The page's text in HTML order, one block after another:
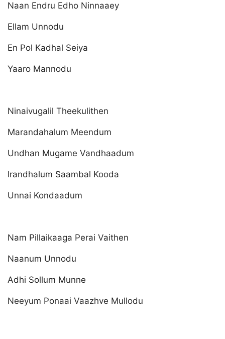
Naan Endru Edho Ninnaaey
Ellam Unnodu
En Pol Kadhal Seiya
Yaaro Mannodu
Ninaivugalil Theekulithen
Marandahalum Meendum
Undhan Mugame Vandhaadum
Irandhalum Saambal Kooda
Unnai Kondaadum
Nam Pillaikaaga Perai Vaithen
Naanum Unnodu
Adhi Sollum Munne
Neeyum Ponaai Vaazhve Mullodu